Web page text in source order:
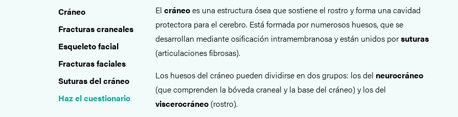
Cráneo
Fracturas craneales
Esqueleto facial
Fracturas faciales
Suturas del cráneo
Haz el cuestionario
El cráneoes una estructura ósea que sostiene el rostro y forma una cavidad
protectora para el cerebro. Está formada por numerosos huesos, que se
desarrollan mediante osificación intramembranosa y están unidos porsuturas
(articulaciones fibrosas).
Los huesos del cráneo pueden dividirse en dos grupos: los del neurocráneo
(que comprenden la bóveda craneal y la base del cráneo) y los del
viscerocráneo (rostro).